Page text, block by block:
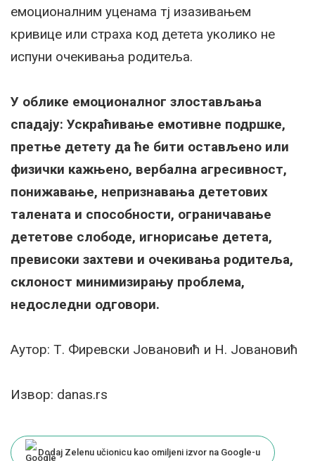
емоционалним уценама тј изазивањем
кривице или страха код детета уколико не
испуни очекивања родитеља.
У облике емоционалног злостављања
спадају: Ускраћивање емотивне подршке,
претње детету да ће бити остављено или
физички кажњено, вербална агресивност,
понижавање, непризнавања дететових
талената и способности, ограничавање
дететове слободе, игнорисање детета,
превисоки захтеви и очекивања родитеља,
склоност минимизирању проблема,
недоследни одговори.
Аутор: Т. Фиревски Јовановић и Н. Јовановић
Извор: danas.rs
Dodaj Zelenu učionicu kao omiljeni izvor na Google-u